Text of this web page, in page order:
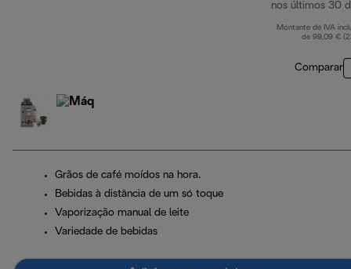
nos últimos 30
Montante de IVA
de 99,09 €
Comparar
Grãos de café moídos na hora.
Bebidas à distância de um só toque
Vaporização manual de leite
Variedade de bebidas